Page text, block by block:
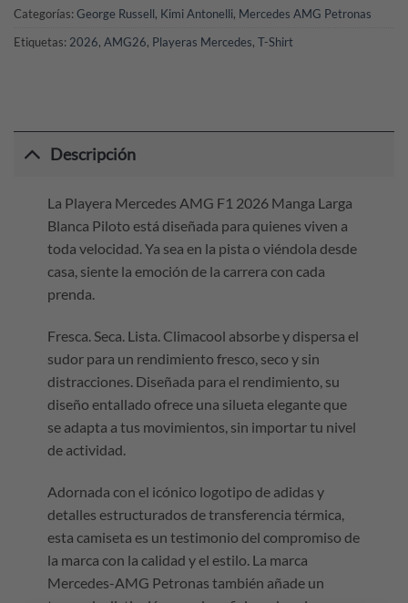
Categorías: George Russell, Kimi Antonelli, Mercedes AMG Petronas
Etiquetas: 2026, AMG26, Playeras Mercedes, T-Shirt
Descripción
La Playera Mercedes AMG F1 2026 Manga Larga
Blanca Piloto está diseñada para quienes viven a
toda velocidad. Ya sea en la pista o viéndola desde
casa, siente la emoción de la carrera con cada
prenda.
Fresca. Seca. Lista. Climacool absorbe y dispersa el
sudor para un rendimiento fresco, seco y sin
distracciones. Diseñada para el rendimiento, su
diseño entallado ofrece una silueta elegante que
se adapta a tus movimientos, sin importar tu nivel
de actividad.
Adornada con el icónico logotipo de adidas y
detalles estructurados de transferencia térmica,
esta camiseta es un testimonio del compromiso de
la marca con la calidad y el estilo. La marca
Mercedes-AMG Petronas también añade un